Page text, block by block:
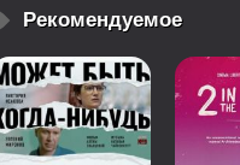
Рекомендуемое